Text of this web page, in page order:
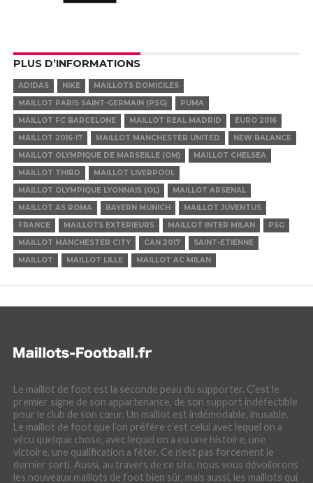
PLUS D’INFORMATIONS
ADIDAS NIKE
MAILLOTS DOMICILES
MAILLOT PARIS SAINT-GERMAIN (PSG)
PUMA
MAILLOT FC BARCELONE
MAILLOT REAL MADRID
EURO 2016
MAILLOT 2016-17
MAILLOT MANCHESTER UNITED
NEW BALANCE
MAILLOT OLYMPIQUE DE MARSEILLE (OM)
MAILLOT CHELSEA
MAILLOT THIRD
MAILLOT LIVERPOOL
MAILLOT OLYMPIQUE LYONNAIS (OL)
MAILLOT ARSENAL
MAILLOT AS ROMA
BAYERN MUNICH
MAILLOT JUVENTUS
FRANCE
MAILLOTS EXTERIEURS MAILLOT INTER MILAN
PSG
MAILLOT MANCHESTER CITY
CAN 2017
SAINT-ETIENNE
MAILLOT
MAILLOT LILLE MAILLOT AC MILAN
Le maillot de foot est la seconde peau du supporter. C’est le
premier signe de son appartenance, de son support indéfectible
pour le club de son cœur. Un maillot est indémodable, inusable.
Le maillot de foot que l’on préfère c’est celui avec lequel on a
vécu quelque chose, avec lequel on a eu une histoire, une
victoire, une qualification a fêter. Ce n’est pas forcement le
dernier sorti. Aussi, au travers de ce site, nous vous dévoilerons
les nouveaux maillots de foot bien sûr, mais aussi, les maillots qui